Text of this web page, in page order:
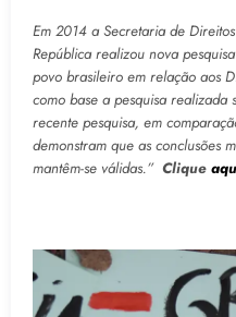
Em 2014 a Secretaria de
República realizou nova
povo brasileiro em relação aos
como base a pesquisa realizada
recente pesquisa, em
demonstram que as conclusões
mantêm-se válidas.” Clique